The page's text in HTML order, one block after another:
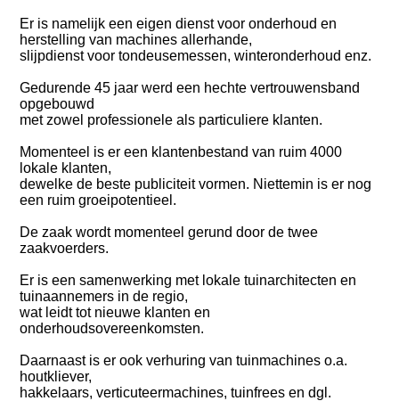
Er is namelijk een eigen dienst voor onderhoud en
herstelling van machines allerhande,
slijpdienst voor tondeusemessen, winteronderhoud enz.
Gedurende 45 jaar werd een hechte vertrouwensband
opgebouwd
met zowel professionele als particuliere klanten.
Momenteel is er een klantenbestand van ruim 4000
lokale klanten,
dewelke de beste publiciteit vormen. Niettemin is er nog
een ruim groeipotentieel.
De zaak wordt momenteel gerund door de twee
zaakvoerders.
Er is een samenwerking met lokale tuinarchitecten en
tuinaannemers in de regio,
wat leidt tot nieuwe klanten en
onderhoudsovereenkomsten.
Daarnaast is er ook verhuring van tuinmachines o.a.
houtkliever,
hakkelaars, verticuteermachines, tuinfrees en dgl.